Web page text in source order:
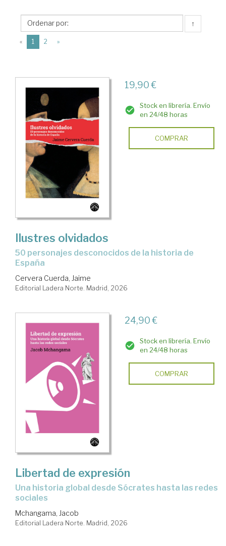
Editorial
Ladera
Norte
↑
« 1 (current)
2 »
19,90 €
Stock en librería. Envío
en 24/48 horas
COMPRAR
Ilustres olvidados
50 personajes desconocidos de la historia de
España
Cervera Cuerda, Jaime
Editorial Ladera Norte. Madrid, 2026
24,90 €
Stock en librería. Envío
en 24/48 horas
COMPRAR
Libertad de expresión
Una historia global desde Sócrates hasta las redes
sociales
Mchangama, Jacob
Editorial Ladera Norte. Madrid, 2026